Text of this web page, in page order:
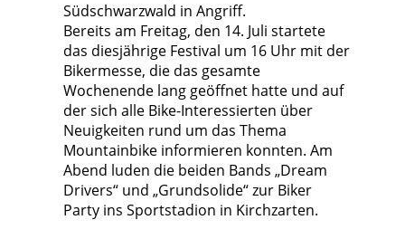
Südschwarzwald in Angriff.
Bereits am Freitag, den 14. Juli startete
das diesjährige Festival um 16 Uhr mit der
Bikermesse, die das gesamte
Wochenende lang geöffnet hatte und auf
der sich alle Bike-Interessierten über
Neuigkeiten rund um das Thema
Mountainbike informieren konnten. Am
Abend luden die beiden Bands „Dream
Drivers“ und „Grundsolide“ zur Biker
Party ins Sportstadion in Kirchzarten.